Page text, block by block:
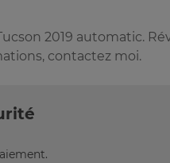
2019 automatic.
contactez moi.